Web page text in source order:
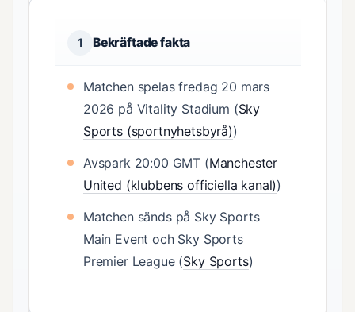
1 Bekräftade fakta
Matchen spelas fredag 20 mars
2026 på Vitality Stadium (Sky
Sports (sportnyhetsbyrå))
Avspark 20:00 GMT (Manchester
United (klubbens officiella kanal))
Matchen sänds på Sky Sports
Main Event och Sky Sports
Premier League (Sky Sports)